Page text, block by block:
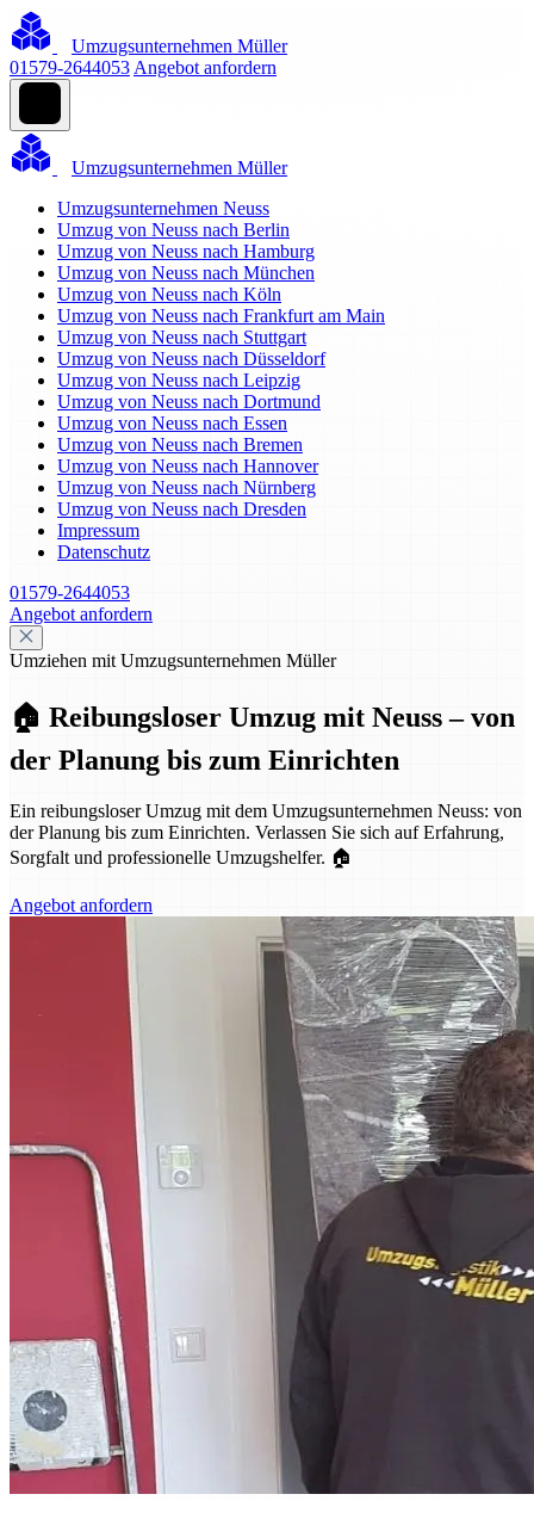
Umzugsunternehmen Müller
01579-2644053 Angebot anfordern
Umzugsunternehmen Müller
Umzugsunternehmen Neuss
Umzug von Neuss nach Berlin
Umzug von Neuss nach Hamburg
Umzug von Neuss nach München
Umzug von Neuss nach Köln
Umzug von Neuss nach Frankfurt am Main
Umzug von Neuss nach Stuttgart
Umzug von Neuss nach Düsseldorf
Umzug von Neuss nach Leipzig
Umzug von Neuss nach Dortmund
Umzug von Neuss nach Essen
Umzug von Neuss nach Bremen
Umzug von Neuss nach Hannover
Umzug von Neuss nach Nürnberg
Umzug von Neuss nach Dresden
Impressum
Datenschutz
01579-2644053
Angebot anfordern
Umziehen mit Umzugsunternehmen Müller
🏠 Reibungsloser Umzug mit Neuss – von
der Planung bis zum Einrichten
Ein reibungsloser Umzug mit dem Umzugsunternehmen Neuss: von
der Planung bis zum Einrichten. Verlassen Sie sich auf Erfahrung,
Sorgfalt und professionelle Umzugshelfer. 🏠
Angebot anfordern